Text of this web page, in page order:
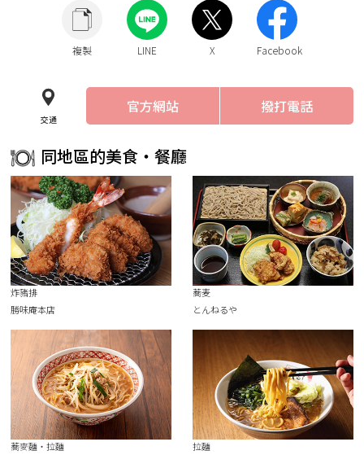
複製 LINE X Facebook
交通
官方網站 撥打電話
同地區的美食・餐廳
炸豬排
勝味庵本店
蕎麦
とんねるや
蕎麥麵・拉麵
拉麵